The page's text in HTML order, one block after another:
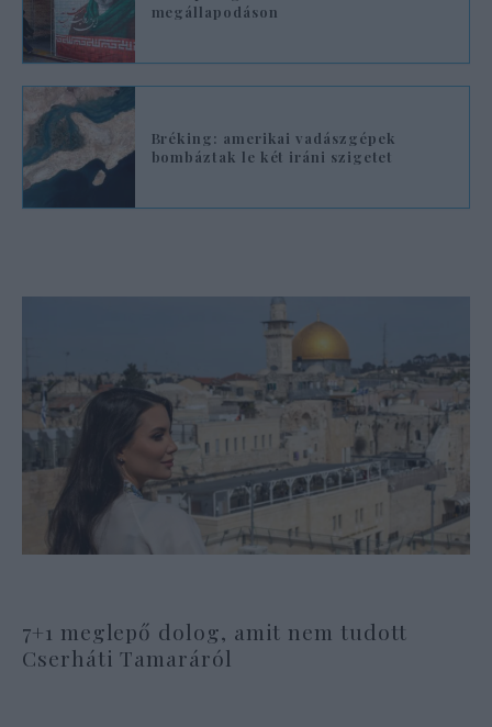
megállapodáson
Bréking: amerikai vadászgépek
bombáztak le két iráni szigetet
7+1 meglepő dolog, amit nem tudott
Cserháti Tamaráról